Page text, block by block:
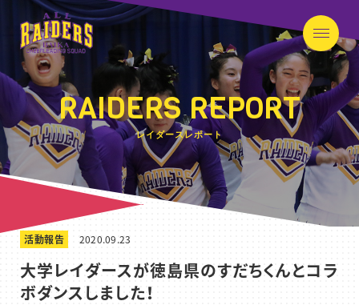
RAIDERS REPORT
レイダースレポート
活動報告 2020.09.23
大学レイダースが徳島県のすだちくんとコラ
ボダンスしました！